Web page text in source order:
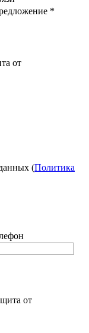
*
от
(Политика
от